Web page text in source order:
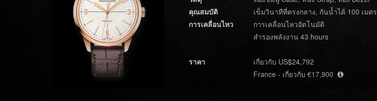
คุณสมบัติ
เข็มวินาทีที่ตรงกลาง, กันน้ำได้ 100 เมตร
การเคลื่อนไหว
การเคลื่อนไหวอัตโนมัติ
สำรองพลังงาน 43 hours
ราคา
เกี่ยวกับ US$24,792
France - เกี่ยวกับ €17,900